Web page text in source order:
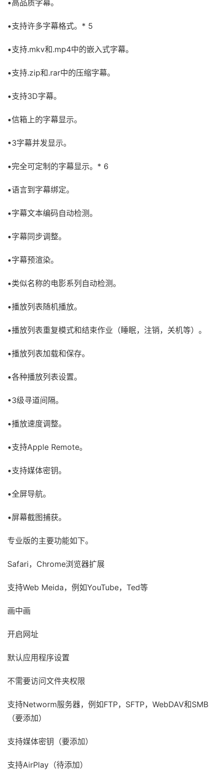
•高品质字幕。
•支持许多字幕格式。* 5
•支持.mkv和.mp4中的嵌入式字幕。
•支持.zip和.rar中的压缩字幕。
•支持3D字幕。
•信箱上的字幕显示。
•3字幕并发显示。
•完全可定制的字幕显示。* 6
•语言到字幕绑定。
•字幕文本编码自动检测。
•字幕同步调整。
•字幕预渲染。
•类似名称的电影系列自动检测。
•播放列表随机播放。
•播放列表重复模式和结束作业（睡眠，注销，关机等）。
•播放列表加载和保存。
•各种播放列表设置。
•3级寻道间隔。
•播放速度调整。
•支持Apple Remote。
•支持媒体密钥。
•全屏导航。
•屏幕截图捕获。
专业版的主要功能如下。
Safari，Chrome浏览器扩展
支持Web Meida，例如YouTube，Ted等
画中画
开启网址
默认应用程序设置
不需要访问文件夹权限
支持Networm服务器，例如FTP，SFTP，WebDAV和SMB
（要添加）
支持媒体密钥（要添加）
支持AirPlay（待添加）